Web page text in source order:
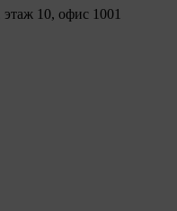
10, офис 1001